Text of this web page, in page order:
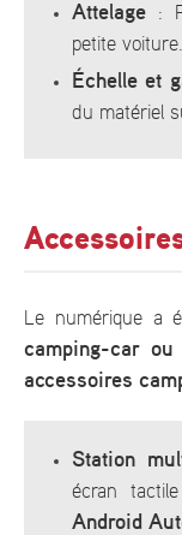
Attelage :
petite voiture.
Échelle et
du matériel
Le numérique a
camping-car ou
accessoires
Station
écran
Android